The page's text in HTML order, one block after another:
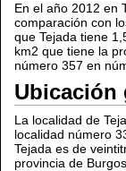
En el año 2012 en
comparación con
que Tejada tiene
km2 que tiene la
número 357 en
Ubicación
La localidad de
localidad número
Tejada es de
provincia de